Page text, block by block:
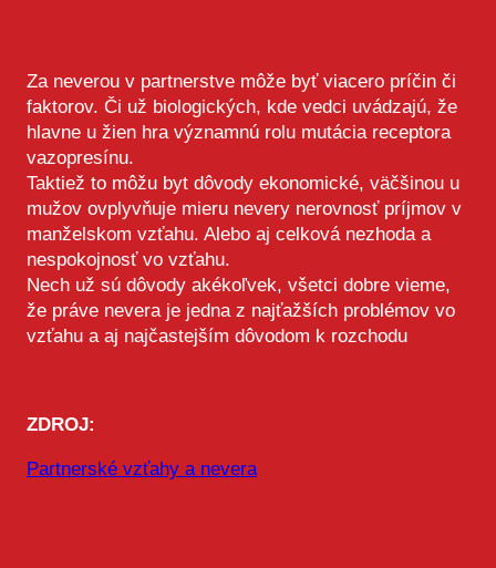
Za neverou v partnerstve môže byť viacero príčin či
faktorov. Či už biologických, kde vedci uvádzajú, že
hlavne u žien hra významnú rolu mutácia receptora
vazopresínu.
Taktiež to môžu byt dôvody ekonomické, väčšinou u
mužov ovplyvňuje mieru nevery nerovnosť príjmov v
manželskom vzťahu. Alebo aj celková nezhoda a
nespokojnosť vo vzťahu.
Nech už sú dôvody akékoľvek, všetci dobre vieme,
že práve nevera je jedna z najťažších problémov vo
vzťahu a aj najčastejším dôvodom k rozchodu
ZDROJ:
Partnerské vzťahy a nevera